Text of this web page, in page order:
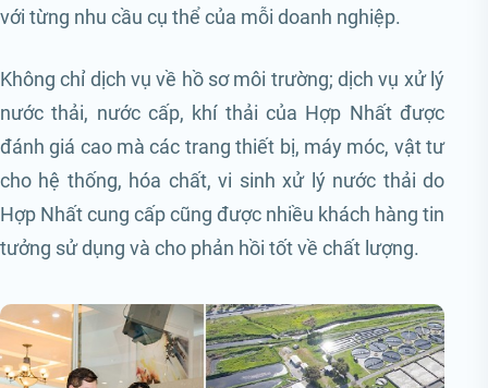
với từng nhu cầu cụ thể của mỗi doanh nghiệp.
Không chỉ dịch vụ về hồ sơ môi trường; dịch vụ xử lý
nước thải, nước cấp, khí thải của Hợp Nhất được
đánh giá cao mà các trang thiết bị, máy móc, vật tư
cho hệ thống, hóa chất, vi sinh xử lý nước thải do
Hợp Nhất cung cấp cũng được nhiều khách hàng tin
tưởng sử dụng và cho phản hồi tốt về chất lượng.